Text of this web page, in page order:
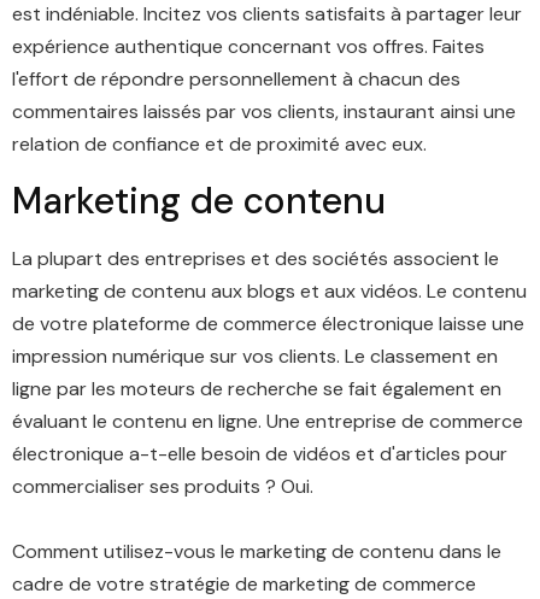
est indéniable. Incitez vos clients satisfaits à partager leur
expérience authentique concernant vos offres. Faites
l'effort de répondre personnellement à chacun des
commentaires laissés par vos clients, instaurant ainsi une
relation de confiance et de proximité avec eux.
Marketing de contenu
La plupart des entreprises et des sociétés associent le
marketing de contenu aux blogs et aux vidéos. Le contenu
de votre plateforme de commerce électronique laisse une
impression numérique sur vos clients. Le classement en
ligne par les moteurs de recherche se fait également en
évaluant le contenu en ligne. Une entreprise de commerce
électronique a-t-elle besoin de vidéos et d'articles pour
commercialiser ses produits ? Oui.
Comment utilisez-vous le marketing de contenu dans le
cadre de votre stratégie de marketing de commerce